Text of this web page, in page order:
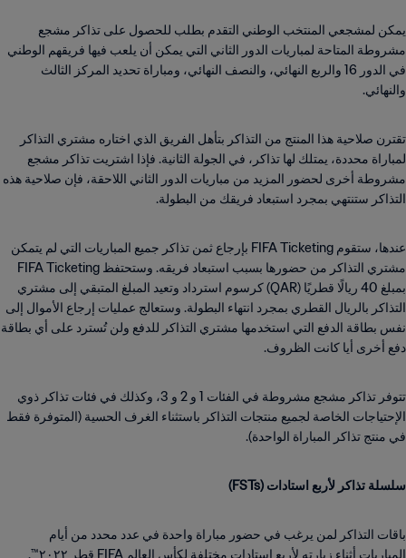
يمكن لمشجعي المنتخب الوطني التقدم بطلب للحصول على تذاكر مشجع
مشروطة المتاحة لمباريات الدور الثاني التي يمكن أن يلعب فيها فريقهم الوطني
في الدور 16 والربع النهائي، والنصف النهائي، ومباراة تحديد المركز الثالث
والنهائي.
تقترن صلاحية هذا المنتج من التذاكر بتأهل الفريق الذي اختاره مشتري التذاكر
لمباراة محددة، يمتلك لها تذاكر، في الجولة الثانية. فإذا اشتريت تذاكر مشجع
مشروطة أخرى لحضور المزيد من مباريات الدور الثاني اللاحقة، فإن صلاحية هذه
التذاكر ستنتهي بمجرد استبعاد فريقك من البطولة.
عندها، ستقوم FIFA Ticketing بإرجاع ثمن تذاكر جميع المباريات التي لم يتمكن
مشتري التذاكر من حضورها بسبب استبعاد فريقه. وستحتفظ FIFA Ticketing
بمبلغ 40 ريالًا قطريًا (QAR) كرسوم استرداد وتعيد المبلغ المتبقي إلى مشتري
التذاكر بالريال القطري بمجرد انتهاء البطولة. وستعالج عمليات إرجاع الأموال إلى
نفس بطاقة الدفع التي استخدمها مشتري التذاكر للدفع ولن تُسترد على أي بطاقة
دفع أخرى أيا كانت الظروف.
تتوفر تذاكر مشجع مشروطة في الفئات 1 و 2 و 3، وكذلك في فئات تذاكر ذوي
الإحتياجات الخاصة لجميع منتجات التذاكر باستثناء الغرف الحسية (المتوفرة فقط
في منتج تذاكر المباراة الواحدة).
سلسلة تذاكر لأربع استادات (FSTs)
باقات التذاكر لمن يرغب في حضور مباراة واحدة في عدد محدد من أيام
المباريات أثناء زيارته لأربع استادات مختلفة لكأس العالم FIFA قطر ٢٠٢٢™.